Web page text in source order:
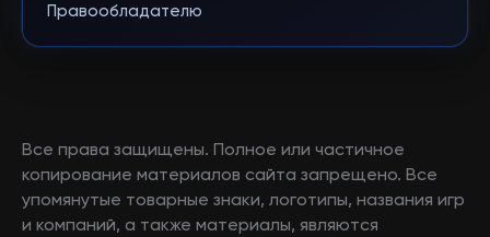
Правообладателю
Все права защищены. Полное или частичное
копирование материалов сайта запрещено. Все
упомянутые товарные знаки, логотипы, названия игр
и компаний, а также материалы, являются